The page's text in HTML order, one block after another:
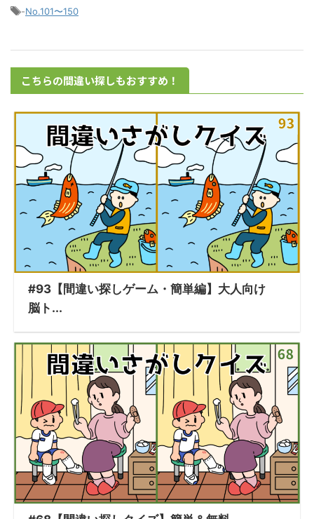
-No.101〜150
こちらの間違い探しもおすすめ！
#93【間違い探しゲーム・簡単編】大人向け
脳ト...